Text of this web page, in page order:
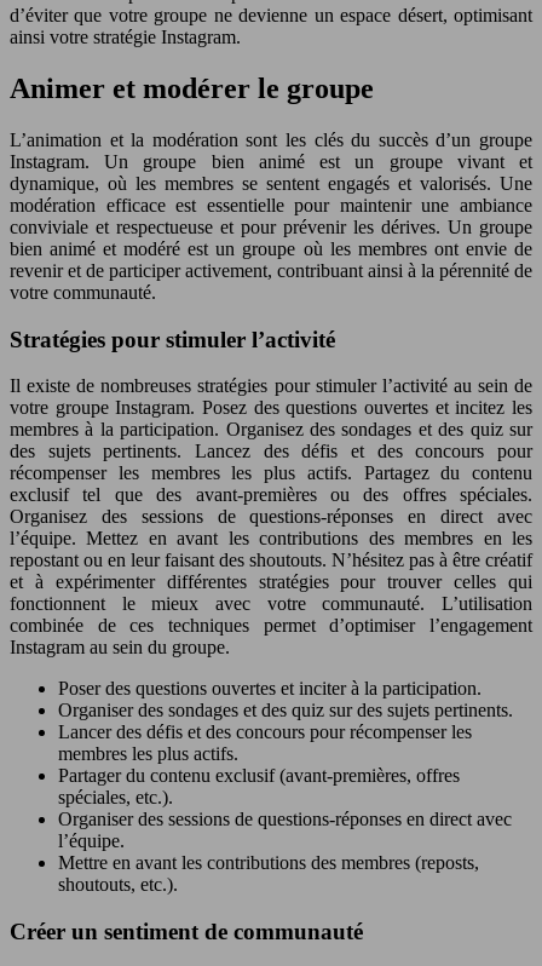
d’éviter que votre groupe ne devienne un espace désert, optimisant
ainsi votre stratégie Instagram.
Animer et modérer le groupe
L’animation et la modération sont les clés du succès d’un groupe
Instagram. Un groupe bien animé est un groupe vivant et
dynamique, où les membres se sentent engagés et valorisés. Une
modération efficace est essentielle pour maintenir une ambiance
conviviale et respectueuse et pour prévenir les dérives. Un groupe
bien animé et modéré est un groupe où les membres ont envie de
revenir et de participer activement, contribuant ainsi à la pérennité de
votre communauté.
Stratégies pour stimuler l’activité
Il existe de nombreuses stratégies pour stimuler l’activité au sein de
votre groupe Instagram. Posez des questions ouvertes et incitez les
membres à la participation. Organisez des sondages et des quiz sur
des sujets pertinents. Lancez des défis et des concours pour
récompenser les membres les plus actifs. Partagez du contenu
exclusif tel que des avant-premières ou des offres spéciales.
Organisez des sessions de questions-réponses en direct avec
l’équipe. Mettez en avant les contributions des membres en les
repostant ou en leur faisant des shoutouts. N’hésitez pas à être créatif
et à expérimenter différentes stratégies pour trouver celles qui
fonctionnent le mieux avec votre communauté. L’utilisation
combinée de ces techniques permet d’optimiser l’engagement
Instagram au sein du groupe.
Poser des questions ouvertes et inciter à la participation.
Organiser des sondages et des quiz sur des sujets pertinents.
Lancer des défis et des concours pour récompenser les
membres les plus actifs.
Partager du contenu exclusif (avant-premières, offres
spéciales, etc.).
Organiser des sessions de questions-réponses en direct avec
l’équipe.
Mettre en avant les contributions des membres (reposts,
shoutouts, etc.).
Créer un sentiment de communauté